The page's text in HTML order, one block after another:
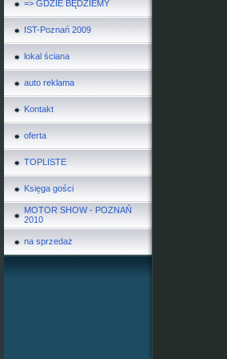
=> GDZIE BĘDZIEMY
IST-Poznań 2009
lokal ściana
auto reklama
Kontakt
oferta
TOPLISTE
Księga gości
MOTOR SHOW - POZNAŃ
2010
na sprzedaż